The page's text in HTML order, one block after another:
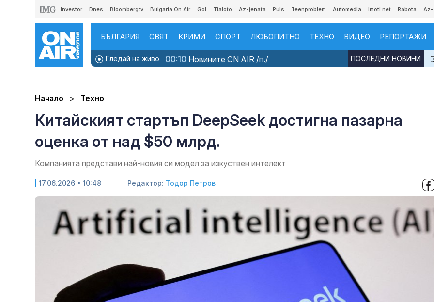
Investor Dnes Bloombergtv Bulgaria On Air Gol Tialoto Az-jenata Puls Teenproblem Automedia Imoti.net Rabota
БЪЛГАРИЯ СВЯТ КРИМИ СПОРТ ЛЮБОПИТНО ТЕХНО ВИДЕО РЕПОРТАЖИ
Гледай на живо 00:10 Новините ON AIR /п./ ПОСЛЕДНИ НОВИНИ
Начало Техно
Китайският стартъп DeepSeek достигна пазарна
оценка от над $50 млрд.
Компанията представи най-новия си модел за изкуствен интелект
17.06.2026 • 10:48 Редактор: Тодор Петров